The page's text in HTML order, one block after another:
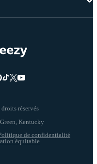
réservés
de confidentialité
équitable